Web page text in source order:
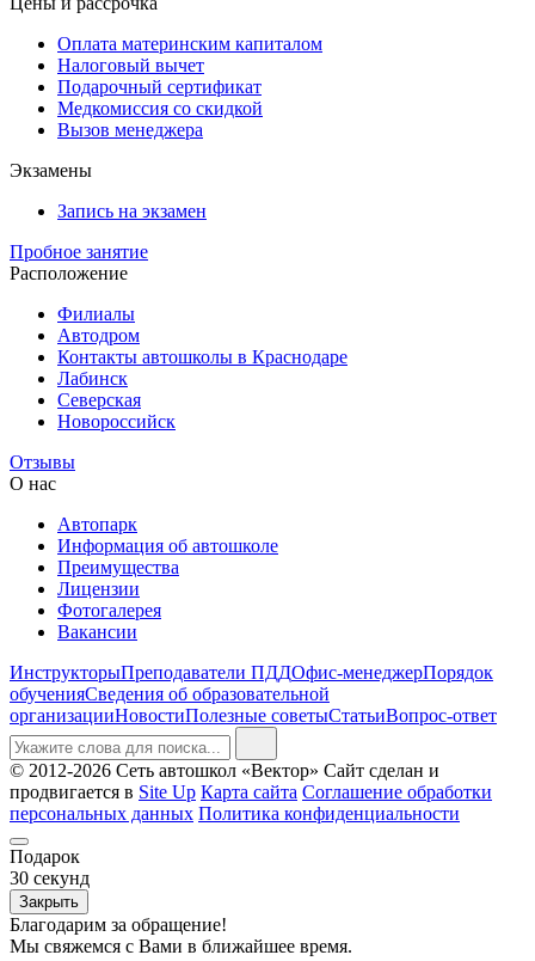
Оплата материнским капиталом
Налоговый вычет
Подарочный сертификат
Медкомиссия со скидкой
Вызов менеджера
Экзамены
Запись на экзамен
Пробное занятие
Расположение
Филиалы
Автодром
Контакты автошколы в Краснодаре
Лабинск
Северская
Новороссийск
Отзывы
О нас
Автопарк
Информация об автошколе
Преимущества
Лицензии
Фотогалерея
Вакансии
ИнструкторыПреподаватели ПДДОфис-менеджерПорядок
обученияСведения об образовательной
организацииНовостиПолезные советыСтатьиВопрос-ответ
© 2012-2026 Сеть автошкол «Вектор» Сайт сделан и
продвигается в Site Up Карта сайта Соглашение обработки
персональных данных Политика конфиденциальности
Подарок
30 секунд
Закрыть
Благодарим за обращение!
Мы свяжемся с Вами в ближайшее время.